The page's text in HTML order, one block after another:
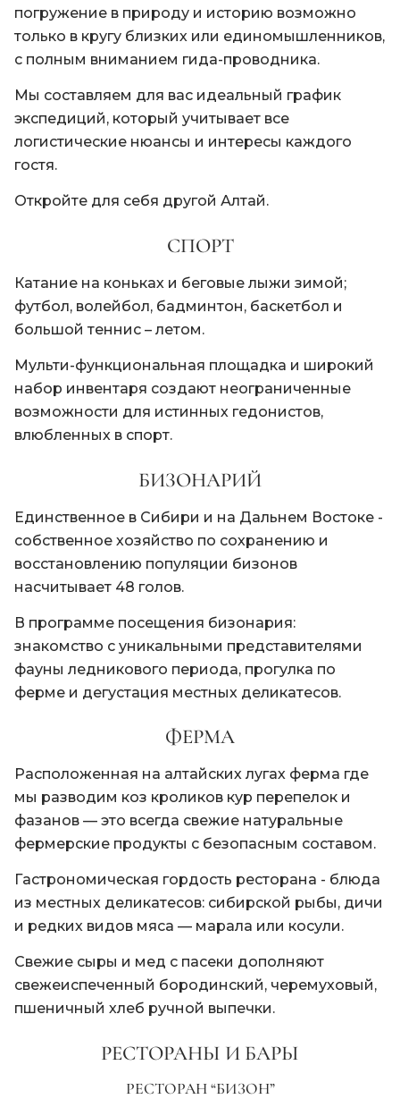
погружение в природу и историю возможно
только в кругу близких или единомышленников,
с полным вниманием гида-проводника.
Мы составляем для вас идеальный график
экспедиций, который учитывает все
логистические нюансы и интересы каждого
гостя.
Откройте для себя другой Алтай.
СПОРТ
Катание на коньках и беговые лыжи зимой;
футбол, волейбол, бадминтон, баскетбол и
большой теннис – летом.
Мульти-функциональная площадка и широкий
набор инвентаря создают неограниченные
возможности для истинных гедонистов,
влюбленных в спорт.
БИЗОНАРИЙ
Единственное в Сибири и на Дальнем Востоке -
собственное хозяйство по сохранению и
восстановлению популяции бизонов
насчитывает 48 голов.
В программе посещения бизонария:
знакомство с уникальными представителями
фауны ледникового периода, прогулка по
ферме и дегустация местных деликатесов.
ФЕРМА
Расположенная на алтайских лугах ферма где
мы разводим коз кроликов кур перепелок и
фазанов — это всегда свежие натуральные
фермерские продукты с безопасным составом.
Гастрономическая гордость ресторана - блюда
из местных деликатесов: сибирской рыбы, дичи
и редких видов мяса — марала или косули.
Свежие сыры и мед с пасеки дополняют
свежеиспеченный бородинский, черемуховый,
пшеничный хлеб ручной выпечки.
РЕСТОРАНЫ И БАРЫ
РЕСТОРАН “БИЗОН”